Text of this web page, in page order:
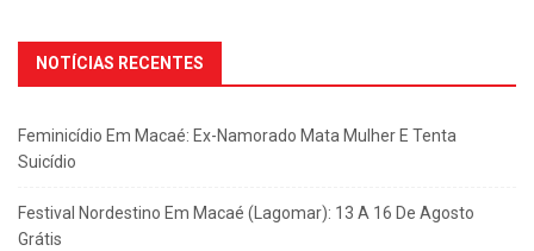
NOTÍCIAS RECENTES
Feminicídio Em Macaé: Ex-Namorado Mata Mulher E Tenta
Suicídio
Festival Nordestino Em Macaé (Lagomar): 13 A 16 De Agosto
Grátis